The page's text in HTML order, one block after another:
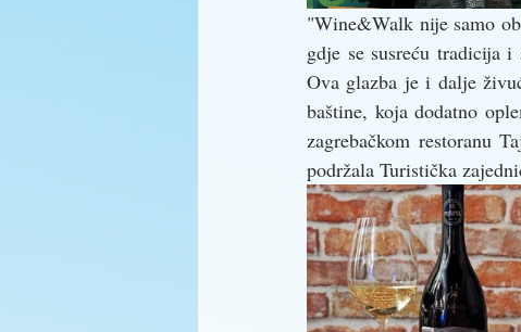
"Wine&Walk nije samo
gdje se susreću tradicija
Ova glazba je i dalje
baštine, koja dodatno
zagrebačkom restoranu
podržala Turistička